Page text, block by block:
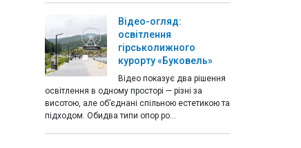
Відео-огляд:
освітлення
гірськолижного
курорту «Буковель»
Відео показує два рішення
освітлення в одному просторі — різні за
висотою, але об’єднані спільною естетикою та
підходом. Обидва типи опор ро...